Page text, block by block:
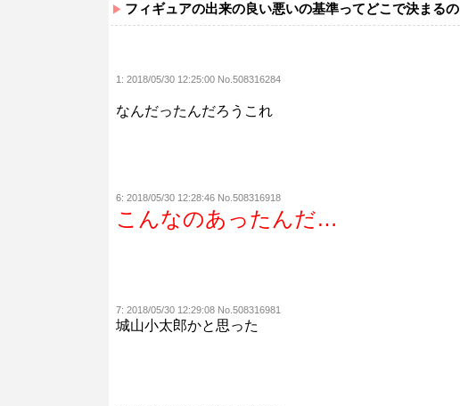
フィギュアの出来の良い悪いの基準ってどこで決まるの
1: 2018/05/30 12:25:00 No.508316284
なんだったんだろうこれ
6: 2018/05/30 12:28:46 No.508316918
こんなのあったんだ…
7: 2018/05/30 12:29:08 No.508316981
城山小太郎かと思った